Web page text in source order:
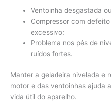
Ventoinha desgastada
Compressor com
excessivo;
Problema nos pés de
ruídos fortes.
Manter a geladeira nivelada e
motor e das ventoinhas ajuda
vida útil do aparelho.